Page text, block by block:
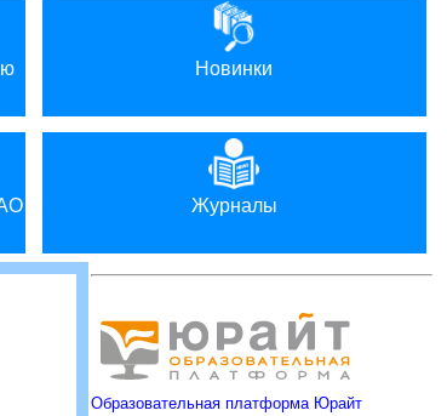
Новинки
Журналы
Образовательная платформа Юрайт